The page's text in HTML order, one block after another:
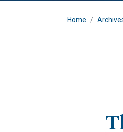
Home